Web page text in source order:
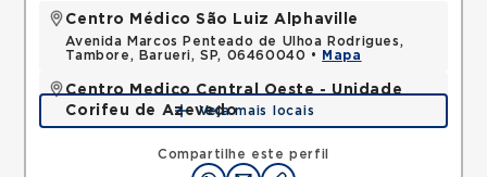
Compartilhe este perfil
Centro Médico São Luiz Alphaville
Avenida Marcos Penteado de Ulhoa Rodrigues,
Tambore, Barueri, SP, 06460040 •
Mapa
Centro Medico Central Oeste - Unidade
Corifeu de Azevedo
Avenida Corifeu de Azevedo Marques, Centro,
Carapicuiba, SP, 06320090 •
Mapa
Veja mais locais